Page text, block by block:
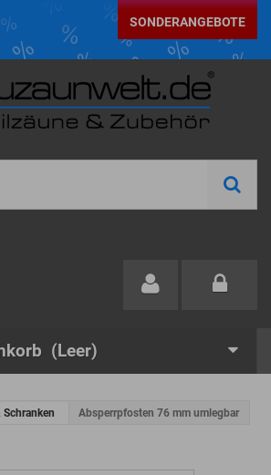
SONDERANGEBOTE
(Leer)
Absperrpfosten 76 mm umlegbar